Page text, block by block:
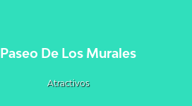
Paseo De Los Murales
Atractivos